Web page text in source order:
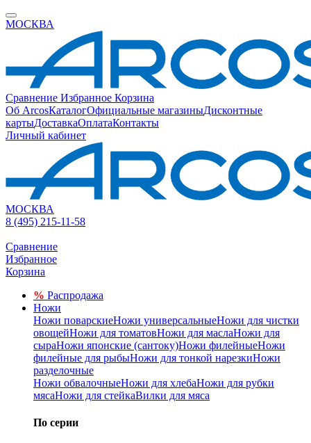
МОСКВА
Сравнение Избранное Корзина
Об ArcosКаталогОфициальные магазиныДисконтные
картыДоставкаОплатаКонтакты
Личный кабинет
МОСКВА
8 (495) 215-11-58
Сравнение
Избранное
Корзина
% Распродажа
Ножи
Ножи поварскиеНожи универсальныеНожи для чистки
овощейНожи для томатовНожи для маслаНожи для
сыраНожи японские (сантоку)Ножи филейныеНожи
филейные для рыбыНожи для тонкой нарезкиНожи
разделочные
Ножи обвалочныеНожи для хлебаНожи для рубки
мясаНожи для стейкаВилки для мяса
По серии